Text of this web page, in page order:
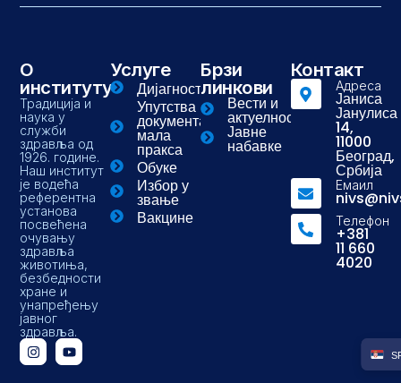
О
институту
Традиција и
наука у
служби
здравља од
1926. године.
Наш институт
је водећа
референтна
установа
посвећена
очувању
здравља
животиња,
безбедности
хране и
унапређењу
јавног
здравља.
Услуге
Дијагностика
Упутства и
документа-
мала
пракса
Обуке
Избор у
звање
Вакцине
Брзи
линкови
Вести и
актуелности
Јавне
набавке
Контакт
Адреса
Јаниса
Јанулиса
14,
11000
Београд,
Србија
Емаил
Телефон
+381
11 660
4020